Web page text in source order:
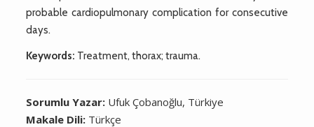
probable cardiopulmonary complication for consecutive
days.
Keywords: Treatment, thorax; trauma.
Sorumlu Yazar: Ufuk Çobanoğlu, Türkiye
Makale Dili: Türkçe